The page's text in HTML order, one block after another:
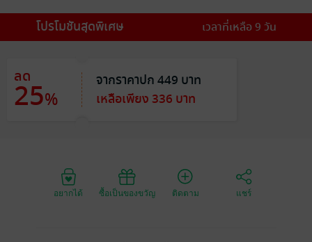
โปรโมชันสุดพิเศษ เวลาที่เหลือ 9 วัน
ลด
25%
จากราคาปก 449 บาท
เหลือเพียง 336 บาท
อยากได้ ซื้อเป็นของขวัญ ติดตาม แชร์